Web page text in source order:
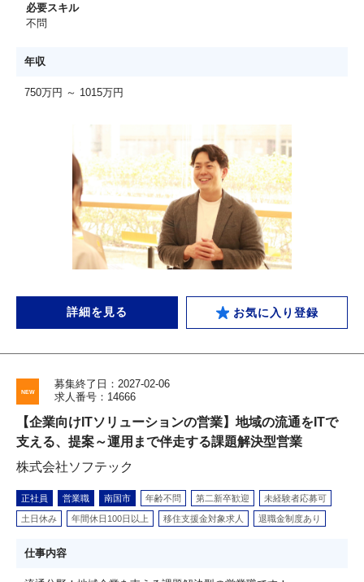
必要スキル
不問
年収
750万円 ～ 1015万円
詳細を見る お気に入り登録
募集終了日：2027-02-06
求人番号：14666
【企業向けITソリューションの営業】地域の流通をITで
支える、提案～運用まで伴走する課題解決型営業
株式会社ソフテック
正社員 営業職 南国市 年齢不問 第二新卒歓迎 未経験者応募可
土日休み 年間休日100日以上 移住支援金対象求人 退職金制度あり
仕事内容